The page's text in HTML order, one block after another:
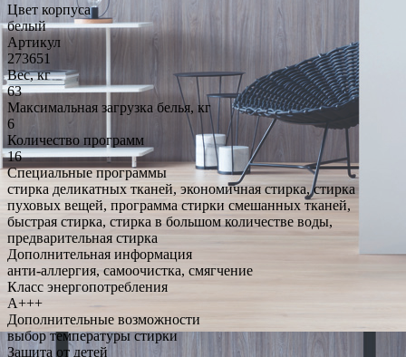
Цвет корпуса
белый
Артикул
273651
Вес, кг
63
Максимальная загрузка белья, кг
6
Количество программ
16
Специальные программы
стирка деликатных тканей, экономичная стирка, стирка
пуховых вещей, программа стирки смешанных тканей,
быстрая стирка, стирка в большом количестве воды,
предварительная стирка
Дополнительная информация
анти-аллергия, самоочистка, смягчение
Класс энергопотребления
A+++
Дополнительные возможности
выбор температуры стирки
Защита от детей